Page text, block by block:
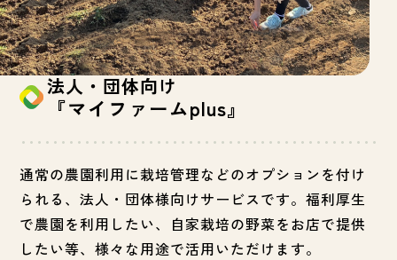
法人・団体向け
『マイファームplus』
通常の農園利用に栽培管理などのオプションを付け
られる、法人・団体様向けサービスです。福利厚生
で農園を利用したい、自家栽培の野菜をお店で提供
したい等、様々な用途で活用いただけます。